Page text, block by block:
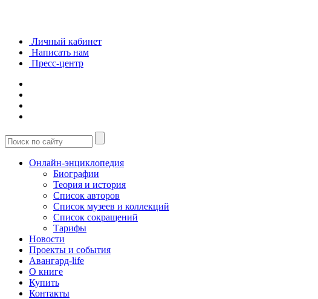
Личный кабинет
Написать нам
Пресс-центр
Онлайн-энциклопедия
Биографии
Теория и история
Список авторов
Список музеев и коллекций
Список сокращений
Тарифы
Новости
Проекты и события
Авангард-life
О книге
Купить
Контакты